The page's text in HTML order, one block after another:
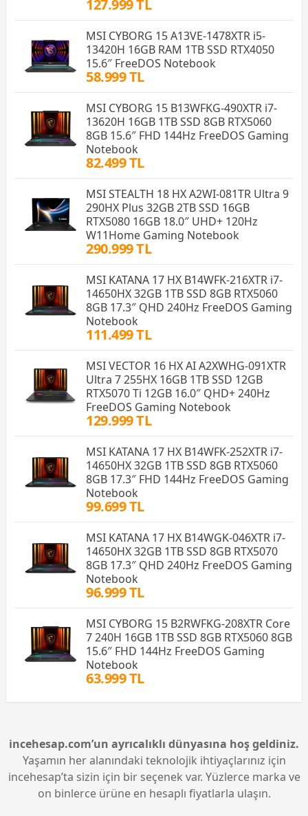
127.999 TL
MSI CYBORG 15 A13VE-1478XTR i5-
13420H 16GB RAM 1TB SSD RTX4050
15.6″ FreeDOS Notebook
58.999 TL
MSI CYBORG 15 B13WFKG-490XTR i7-
13620H 16GB 1TB SSD 8GB RTX5060
8GB 15.6″ FHD 144Hz FreeDOS Gaming
Notebook
82.499 TL
MSI STEALTH 18 HX A2WI-081TR Ultra 9
290HX Plus 32GB 2TB SSD 16GB
RTX5080 16GB 18.0″ UHD+ 120Hz
W11Home Gaming Notebook
290.999 TL
MSI KATANA 17 HX B14WFK-216XTR i7-
14650HX 32GB 1TB SSD 8GB RTX5060
8GB 17.3″ QHD 240Hz FreeDOS Gaming
Notebook
111.499 TL
MSI VECTOR 16 HX AI A2XWHG-091XTR
Ultra 7 255HX 16GB 1TB SSD 12GB
RTX5070 Ti 12GB 16.0″ QHD+ 240Hz
FreeDOS Gaming Notebook
129.999 TL
MSI KATANA 17 HX B14WFK-252XTR i7-
14650HX 32GB 1TB SSD 8GB RTX5060
8GB 17.3″ FHD 144Hz FreeDOS Gaming
Notebook
99.699 TL
MSI KATANA 17 HX B14WGK-046XTR i7-
14650HX 32GB 1TB SSD 8GB RTX5070
8GB 17.3″ QHD 240Hz FreeDOS Gaming
Notebook
96.999 TL
MSI CYBORG 15 B2RWFKG-208XTR Core
7 240H 16GB 1TB SSD 8GB RTX5060 8GB
15.6″ FHD 144Hz FreeDOS Gaming
Notebook
63.999 TL
incehesap.com’un ayrıcalıklı dünyasına hoş geldiniz.
Yaşamın her alanındaki teknolojik ihtiyaçlarınız için
incehesap’ta sizin için bir seçenek var. Yüzlerce marka ve
on binlerce ürüne en hesaplı fiyatlarla ulaşın.